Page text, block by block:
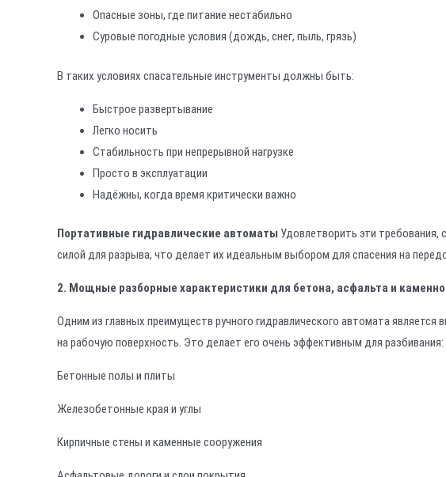
Опасные зоны, где питание нестабильно
Суровые погодные условия (дождь, снег, пыль, грязь)
В таких условиях спасательные инструменты должны быть:
Быстрое развертывание
Легко носить
Стабильность при непрерывной нагрузке
Просто в эксплуатации
Надёжны, когда время критически важно
Портативные гидравлические автоматы Удовлетворить эти требования,
силой для разрыва, что делает их идеальным выбором для спасения на
2. Мощные разборные характеристики для бетона, асфальта и
Одним из главных преимуществ ручного гидравлического автомата является
на рабочую поверхность. Это делает его очень эффективным для разбивания:
Бетонные полы и плиты
Железобетонные края и углы
Кирпичные стены и каменные сооружения